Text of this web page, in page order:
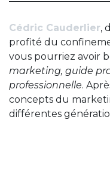
Cédric Cauderlier,
profité du
vous pourriez avoir
marketing, guide
professionnelle.
concepts du
différentes